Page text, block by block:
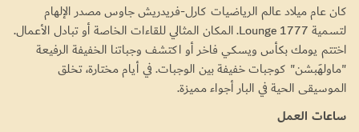
كان عام ميلاد عالم الرياضيات كارل-فريدريش جاوس مصدر الإلهام
لتسمية Lounge 1777. المكان المثالي للقاءات الخاصة أو تبادل الأعمال.
اختتم يومك بكأس ويسكي فاخر أو اكتشف وجباتنا الخفيفة الرفيعة
"ماولهَبشن" كوجبات خفيفة بين الوجبات. في أيام مختارة، تخلق
الموسيقى الحية في البار أجواء مميزة.
ساعات العمل